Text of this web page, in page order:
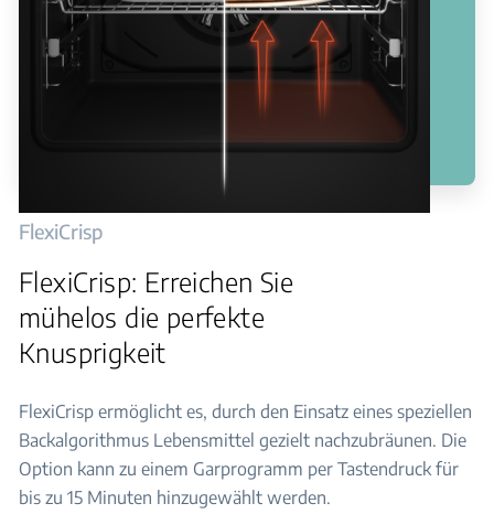
FlexiCrisp
FlexiCrisp: Erreichen Sie
mühelos die perfekte
Knusprigkeit
FlexiCrisp ermöglicht es, durch den Einsatz eines speziellen
Backalgorithmus Lebensmittel gezielt nachzubräunen. Die
Option kann zu einem Garprogramm per Tastendruck für
bis zu 15 Minuten hinzugewählt werden.